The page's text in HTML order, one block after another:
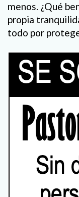
menos. ¿Qué
propia
todo por